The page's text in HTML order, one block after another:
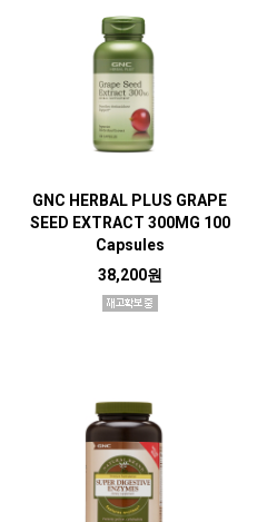
GNC HERBAL PLUS GRAPE
SEED EXTRACT 300MG 100
Capsules
38,200원